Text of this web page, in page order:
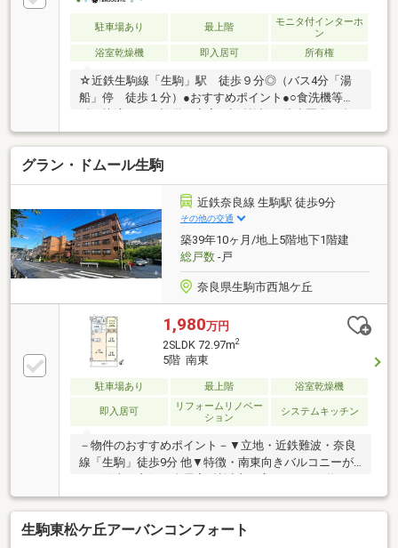
駐車場あり 最上階
モニタ付インターホ
ン
浴室乾燥機
即入居可 所有権
☆近鉄生駒線「生駒」駅 徒歩９分◎（バス4分「湯
船」停 徒歩１分）●おすすめポイント●○食洗機等生
活が快適になる設備が充実○生活施設が徒歩圏内に多
数あり便利な立地♪■リフォーム内容■○浄水器一体型食
洗機付きシステムキッチン・浴室乾燥き付きユニット
バス・洗面化粧台・トイレ交換、エアコン１台付き
（フリールーム）、給湯器【中古住宅をリノベーショ
ンして、理想の暮らしをカタチに】不動産仲介はもち
ろん、家事動線の工夫や広いリビングなど、ライフス
タイルに合わせた間取り変更・リフォームもワンスト
ップでご提案いたします♪◎探して、買って、リノベ
して。全部ＴＥＮＤＯＵＳＹＡで。
グラン・ドムール生駒
近鉄奈良線 生駒駅 徒歩9分
その他の交通
築39年10ヶ月/地上5階地下1階建
総戸数-戸
奈良県生駒市西旭ケ丘
1,980万円
2SLDK 72.97m2
5階 南東
駐車場あり 最上階 浴室乾燥機
即入居可
リフォームリノベー
ション
システムキッチン
－物件のおすすめポイント－▼立地・近鉄難波・奈良
線「生駒」徒歩9分 他▼特徴・南東向きバルコニーが
帖、対面式キッチン採用・約5.2帖の納戸は多用途に使
用可能▼設備・食洗機・浴室乾燥暖房機▼2026年5月
室内リフォーム済【交換】キッチン、浴室、トイレ、
生駒東松ケ丘アーバンコンフォート